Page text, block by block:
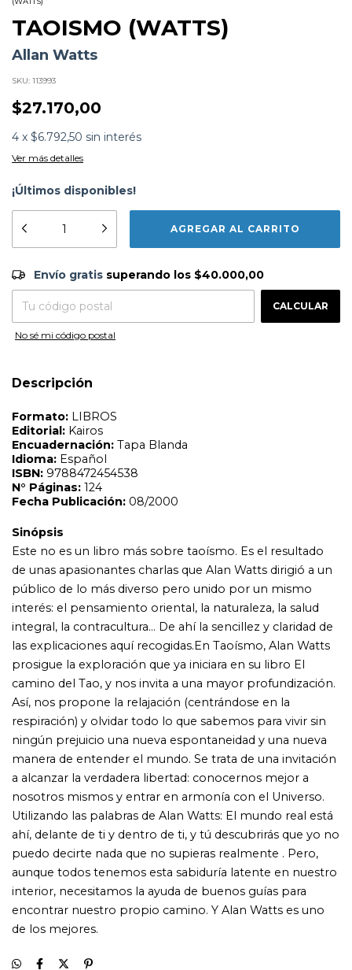
TAOISMO (WATTS)
Allan Watts
SKU: 113993
$27.170,00
4 x $6.792,50 sin interés
Ver más detalles
¡Últimos disponibles!
Envío gratis $40.000,00
Entregas para el CP: CAMBIAR CP
Envío gratis superando los $40.000,00
CALCULAR
No sé mi código postal
Descripción
Formato:
Editorial:
Kairos
Encuadernación:Tapa Blanda
ISBN:9788472454538
N°Páginas:124
Fecha Publicación:08/2000
Este no es un libro más sobre taoísmo. Es el resultado
interés: el pensamiento oriental, la naturaleza, la salud
las explicaciones aquí recogidas.En Taoísmo, Alan Watts
prosigue la exploración que ya iniciara en su libro El
camino del Tao, y nos invita a una mayor profundización.
Así, nos propone la relajación (centrándose en la
respiración) y olvidar todo lo que sabemos para vivir sin
ningún prejuicio una nueva espontaneidad y una nueva
manera de entender el mundo. Se trata de una invitación
nosotros mismos y entrar en armonía con el Universo.
Utilizando las palabras de Alan Watts: El mundo real está
ahí, delante de ti y dentro de ti, y tú descubrirás que yo no
puedo decirte nada que no supieras realmente . Pero,
aunque todos tenemos esta sabiduría latente en nuestro
interior, necesitamos la ayuda de buenos guías para
encontrar nuestro propio camino. Y Alan Watts es uno
de los mejores.